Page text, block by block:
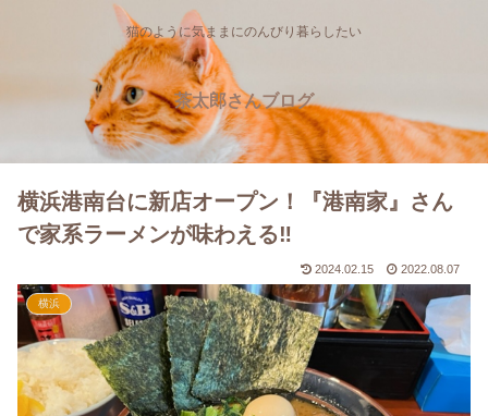
猫のように気ままにのんびり暮らしたい
茶太郎さんブログ
横浜港南台に新店オープン！『港南家』さん
で家系ラーメンが味わえる‼
2024.02.15 2022.08.07
横浜